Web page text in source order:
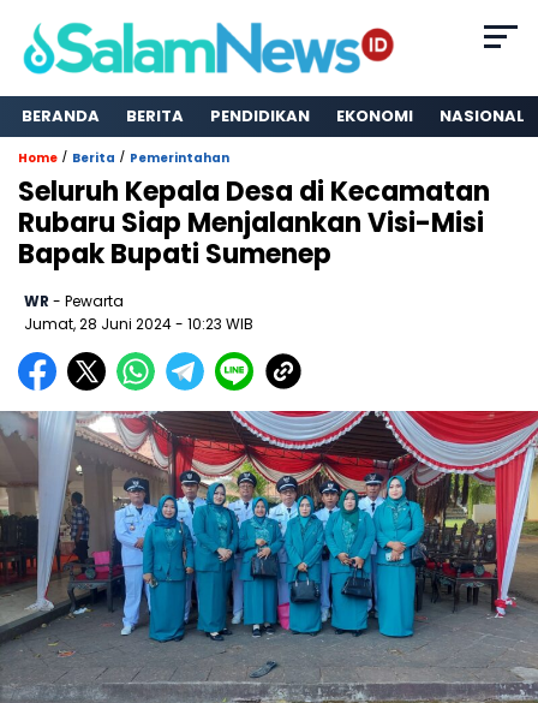
BERANDA BERITA PENDIDIKAN EKONOMI NASIONAL
Home / Berita / Pemerintahan
Seluruh Kepala Desa di Kecamatan
Rubaru Siap Menjalankan Visi-Misi
Bapak Bupati Sumenep
WR - Pewarta
Jumat, 28 Juni 2024- 10:23 WIB